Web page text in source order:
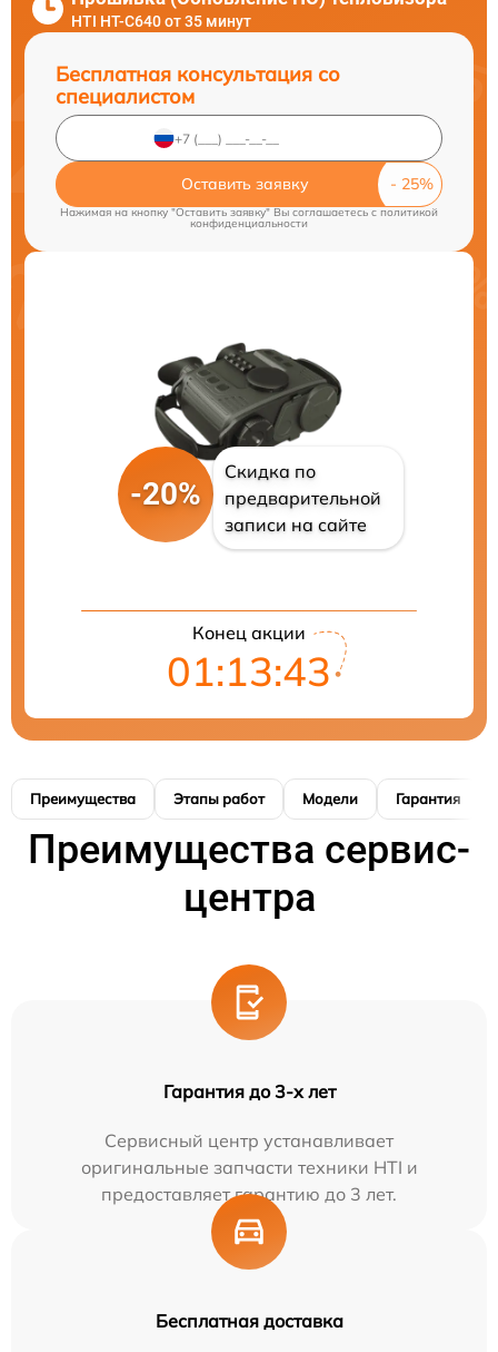
HTI HT-C640 от 35 минут
Бесплатная консультация со
специалистом
Оставить заявку
Нажимая на кнопку "Оставить заявку" Вы соглашаетесь cполитикой
конфиденциальности
-20%
Скидка по
предварительной
записи на сайте
Конец акции
01:13:42
Преимущества Этапы работ Модели Гарантия
Преимущества сервис-
центра
Гарантия до 3-х лет
Сервисный центр устанавливает
оригинальные запчасти техники HTI и
предоставляет гарантию до 3 лет.
Бесплатная доставка